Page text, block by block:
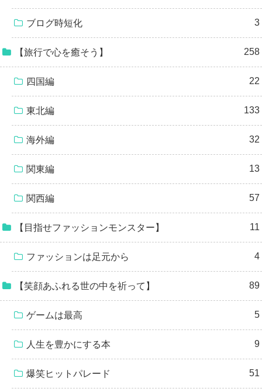
ブログ時短化 3
【旅行で心を癒そう】 258
四国編 22
東北編 133
海外編 32
関東編 13
関西編 57
【目指せファッションモンスター】 11
ファッションは足元から 4
【笑顔あふれる世の中を祈って】 89
ゲームは最高 5
人生を豊かにする本 9
爆笑ヒットパレード 51